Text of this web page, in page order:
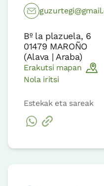
Bº la plazuela, 6
01479 MAROÑO
(Alava | Araba)
Erakutsi mapan
Nola iritsi
Estekak eta sareak